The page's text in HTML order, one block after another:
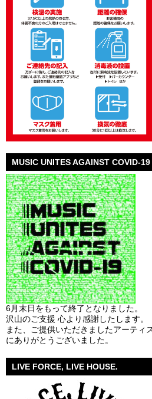
MUSIC UNITES AGAINST COVID-19
6月末日をもって終了となりました。
沢山のご支援 心より感謝したします。
また、ご提供いただきましたアーティ
にありがとうございました。
LIVE FORCE, LIVE HOUSE.